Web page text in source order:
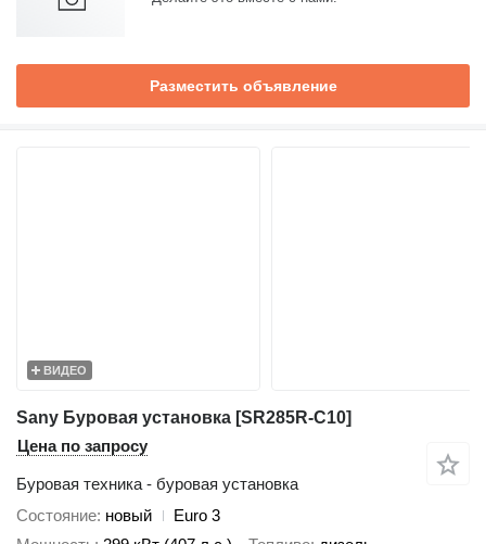
Разместить объявление
ВИДЕО
Sany Буровая установка [SR285R-C10]
Цена по запросу
Буровая техника - буровая установка
Состояние новый
Euro 3